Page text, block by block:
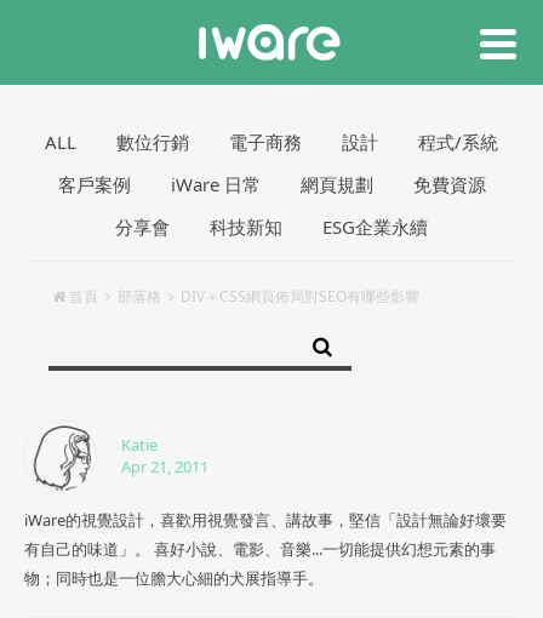
ALL 數位行銷 電子商務 設計
程式/系統
客戶案例
iWare 日常 網頁規劃
免費資源
分享會
科技新知 ESG企業永續
首頁 部落格 DIV＋CSS網頁佈局對SEO有哪些影響
Katie
Apr 21, 2011
iWare的視覺設計，喜歡用視覺發言、講故事，堅信「設計無論好壞要
有自己的味道」。 喜好小說、電影、音樂...一切能提供幻想元素的事
物；同時也是一位膽大心細的犬展指導手。